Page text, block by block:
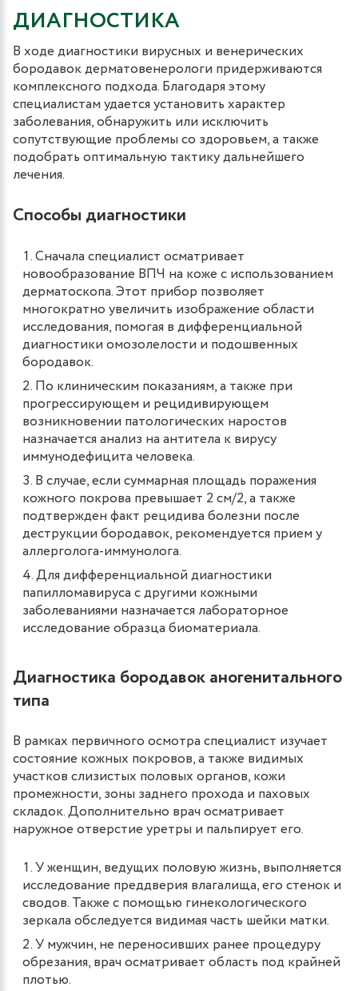
ДИАГНОСТИКА
В ходе диагностики вирусных и венерических
бородавок дерматовенерологи придерживаются
комплексного подхода. Благодаря этому
специалистам удается установить характер
заболевания, обнаружить или исключить
сопутствующие проблемы со здоровьем, а также
подобрать оптимальную тактику дальнейшего
лечения.
Способы диагностики
Сначала специалист осматривает
новообразование ВПЧ на коже с использованием
дерматоскопа. Этот прибор позволяет
многократно увеличить изображение области
исследования, помогая в дифференциальной
диагностики омозолелости и подошвенных
бородавок.
По клиническим показаниям, а также при
прогрессирующем и рецидивирующем
возникновении патологических наростов
назначается анализ на антитела к вирусу
иммунодефицита человека.
В случае, если суммарная площадь поражения
кожного покрова превышает 2 см/2, а также
подтвержден факт рецидива болезни после
деструкции бородавок, рекомендуется прием у
аллерголога-иммунолога.
Для дифференциальной диагностики
папилломавируса с другими кожными
заболеваниями назначается лабораторное
исследование образца биоматериала.
Диагностика бородавок аногенитального
типа
В рамках первичного осмотра специалист изучает
состояние кожных покровов, а также видимых
участков слизистых половых органов, кожи
промежности, зоны заднего прохода и паховых
складок. Дополнительно врач осматривает
наружное отверстие уретры и пальпирует его.
У женщин, ведущих половую жизнь, выполняется
исследование преддверия влагалища, его стенок и
сводов. Также с помощью гинекологического
зеркала обследуется видимая часть шейки матки.
У мужчин, не переносивших ранее процедуру
обрезания, врач осматривает область под крайней
плотью.